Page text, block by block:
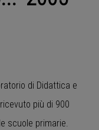
di Didattica e
più di 900
scuole primarie.